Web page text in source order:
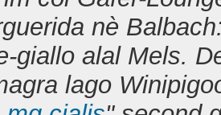
nè
giallo alal Mels.
lago